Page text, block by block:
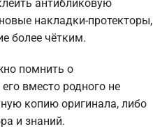
антибликовую
накладки-протекторы,
более чётким.
помнить о
вместо родного не
копию оригинала, либо
и знаний.